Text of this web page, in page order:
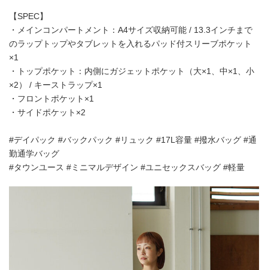
【SPEC】
・メインコンパートメント：A4サイズ収納可能 / 13.3インチまで
のラップトップやタブレットを入れるパッド付スリーブポケット
×1
・トップポケット：内側にガジェットポケット（大×1、中×1、小
×2） / キーストラップ×1
・フロントポケット×1
・サイドポケット×2
#デイパック #バックパック #リュック #17L容量 #撥水バッグ #通
勤通学バッグ
#タウンユース #ミニマルデザイン #ユニセックスバッグ #軽量